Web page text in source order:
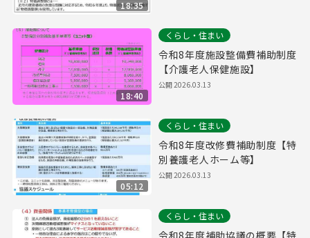
18:35
18:40
くらし・住まい
令和8年度施設整備費補助制度
【介護老人保健施設】
公開2026.03.13
05:12
くらし・住まい
令和8年度改修費補助制度【特
別養護老人ホーム等】
公開2026.03.13
くらし・住まい
令和8年度補助協議の概要【特